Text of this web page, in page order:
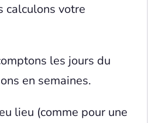
calculons votre
les jours du
en semaines.
lieu (comme pour une